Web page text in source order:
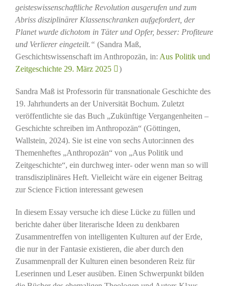
geisteswissenschaftliche Revolution ausgerufen und zum
Abriss disziplinärer Klassenschranken aufgefordert, der
Planet wurde dichotom in Täter und Opfer, besser: Profiteure
und Verlierer eingeteilt.“ (Sandra Maß,
Geschichtswissenschaft im Anthropozän, in: Aus Politik und
Zeitgeschichte 29. März 2025
)
Sandra Maß ist Professorin für transnationale Geschichte des
19. Jahrhunderts an der Universität Bochum. Zuletzt
veröffentlichte sie das Buch „Zukünftige Vergangenheiten –
Geschichte schreiben im Anthropozän“ (Göttingen,
Wallstein, 2024). Sie ist eine von sechs Autor:innen des
Themenheftes „Anthropozän“ von „Aus Politik und
Zeitgeschichte“, ein durchweg inter- oder wenn man so will
transdisziplinäres Heft. Vielleicht wäre ein eigener Beitrag
zur Science Fiction interessant gewesen
In diesem Essay versuche ich diese Lücke zu füllen und
berichte daher über literarische Ideen zu denkbaren
Zusammentreffen von intelligenten Kulturen auf der Erde,
die nur in der Fantasie existieren, die aber durch den
Zusammenprall der Kulturen einen besonderen Reiz für
Leserinnen und Leser ausüben. Einen Schwerpunkt bilden